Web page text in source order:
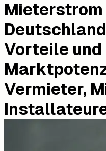
Mieterstrom
Vorteile und
Vermieter,